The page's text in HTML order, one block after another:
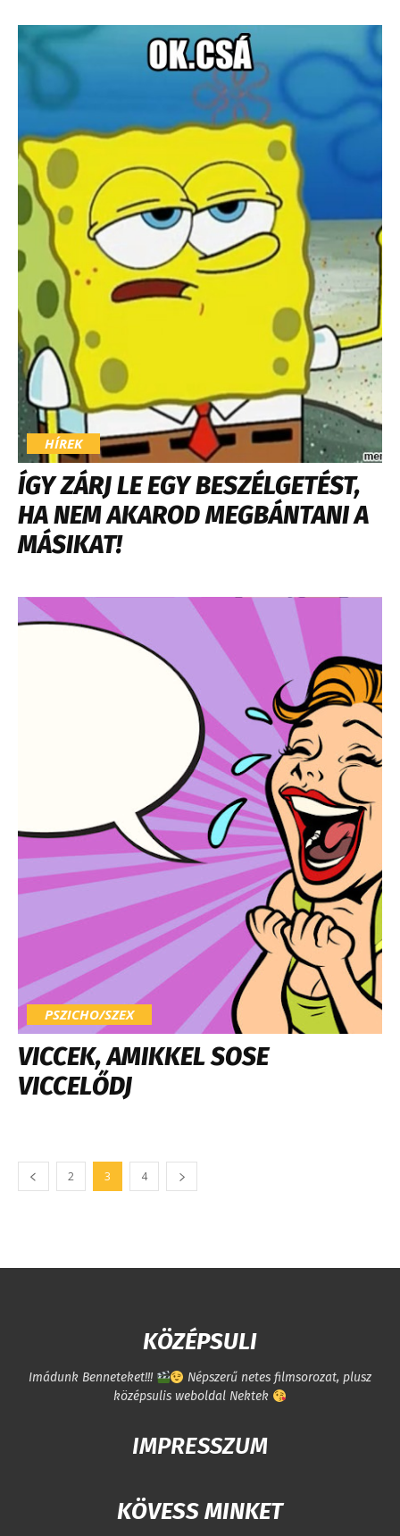
HÍREK
ÍGY ZÁRJ LE EGY BESZÉLGETÉST,
HA NEM AKAROD MEGBÁNTANI A
MÁSIKAT!
PSZICHO/SZEX
VICCEK, AMIKKEL SOSE
VICCELŐDJ
2 3 4
KÖZÉPSULI
Imádunk Benneteket!!!
Népszerű netes filmsorozat, plusz
középsulis weboldal Nektek
IMPRESSZUM
KÖVESS MINKET